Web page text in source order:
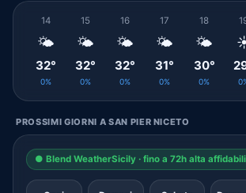
14
🌤️
32°
0%
15
🌤️
32°
0%
16
🌤️
32°
0%
17
🌤️
31°
0%
18
🌤️
30°
0%
PROSSIMI GIORNI A SAN PIER NICETO
● Blend WeatherSicily · fino a 72h alta